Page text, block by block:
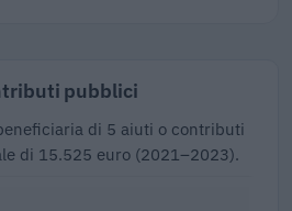
pubblici
di 5 aiuti o contributi
di 15.525 euro (2021–2023).